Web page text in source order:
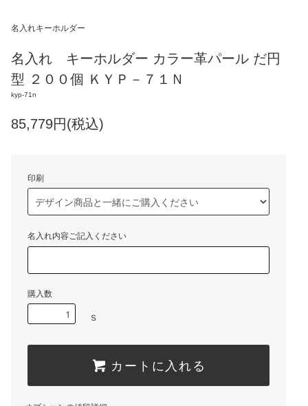
名入れキーホルダー
名入れ キーホルダー カラー革パール だ円
型 ２００個 ＫＹＰ－７１Ｎ
kyp-71n
85,779円(税込)
印刷
名入れ内容ご記入ください
購入数
Ｓ
カートに入れる